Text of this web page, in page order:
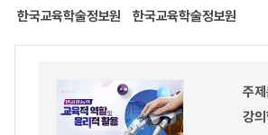
한국교육학술정보원 한국교육학술정보원
주
강의